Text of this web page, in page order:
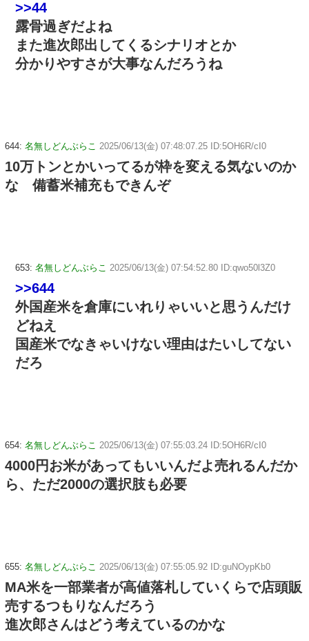
>>44
露骨過ぎだよね
また進次郎出してくるシナリオとか
分かりやすさが大事なんだろうね
644: 名無しどんぶらこ 2025/06/13(金) 07:48:07.25 ID:5OH6R/cI0
10万トンとかいってるが枠を変える気ないのか
な 備蓄米補充もできんぞ
653: 名無しどんぶらこ 2025/06/13(金) 07:54:52.80 ID:qwo50l3Z0
>>644
外国産米を倉庫にいれりゃいいと思うんだけ
どねえ
国産米でなきゃいけない理由はたいしてない
だろ
654: 名無しどんぶらこ 2025/06/13(金) 07:55:03.24 ID:5OH6R/cI0
4000円お米があってもいいんだよ売れるんだか
ら、ただ2000の選択肢も必要
655: 名無しどんぶらこ 2025/06/13(金) 07:55:05.92 ID:guNOypKb0
MA米を一部業者が高値落札していくらで店頭販
売するつもりなんだろう
進次郎さんはどう考えているのかな